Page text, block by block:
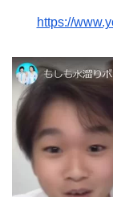
https://